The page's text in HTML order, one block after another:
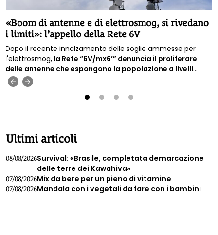
«Boom di antenne e di elettrosmog, si rivedano
i limiti»: l’appello della Rete 6V
Dopo il recente innalzamento delle soglie ammesse per
l'elettrosmog, la Rete “6V/mx6’” denuncia il proliferare
delle antenne che espongono la popolazione a livelli
sempre più alti di inquinamento elettromagnetico e
chiede il ripristino di limiti di legge più bassi.
Ultimi articoli
08/08/2026Survival: «Brasile, completata demarcazione
delle terre dei Kawahiva»
07/08/2026Mix da bere per un pieno di vitamine
07/08/2026Mandala con i vegetali da fare con i bambini